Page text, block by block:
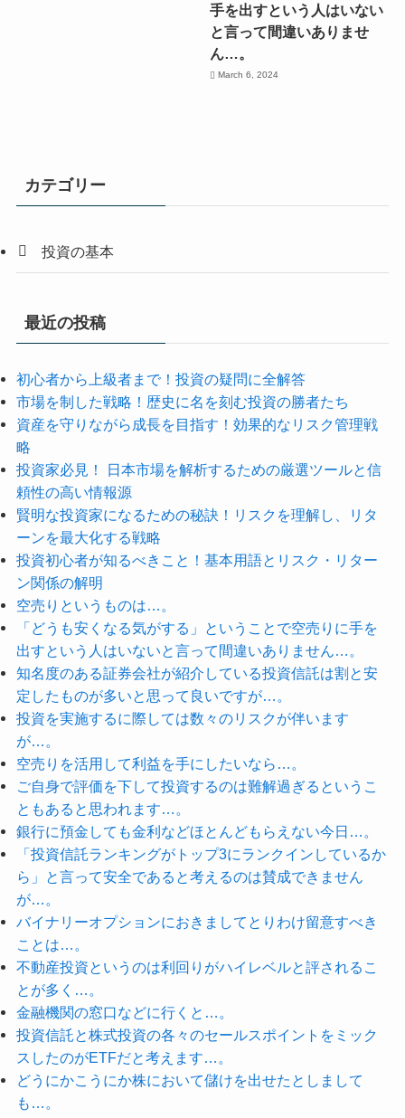
手を出すという人はいない
と言って間違いありませ
ん…。
March 6, 2024
カテゴリー
投資の基本
最近の投稿
初心者から上級者まで！投資の疑問に全解答
市場を制した戦略！歴史に名を刻む投資の勝者たち
資産を守りながら成長を目指す！効果的なリスク管理戦
略
投資家必見！ 日本市場を解析するための厳選ツールと信
頼性の高い情報源
賢明な投資家になるための秘訣！リスクを理解し、リタ
ーンを最大化する戦略
投資初心者が知るべきこと！基本用語とリスク・リター
ン関係の解明
空売りというものは…。
「どうも安くなる気がする」ということで空売りに手を
出すという人はいないと言って間違いありません…。
知名度のある証券会社が紹介している投資信託は割と安
定したものが多いと思って良いですが…。
投資を実施するに際しては数々のリスクが伴います
が…。
空売りを活用して利益を手にしたいなら…。
ご自身で評価を下して投資するのは難解過ぎるというこ
ともあると思われます…。
銀行に預金しても金利などほとんどもらえない今日…。
「投資信託ランキングがトップ3にランクインしているか
ら」と言って安全であると考えるのは賛成できません
が…。
バイナリーオプションにおきましてとりわけ留意すべき
ことは…。
不動産投資というのは利回りがハイレベルと評されるこ
とが多く…。
金融機関の窓口などに行くと…。
投資信託と株式投資の各々のセールスポイントをミック
スしたのがETFだと考えます…。
どうにかこうにか株において儲けを出せたとしまして
も…。